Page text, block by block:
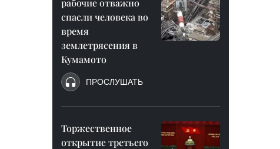
рабочие отважно
спасли человека во
время
землетрясения в
Кумамото
ПРОСЛУШАТЬ
Торжественное
открытие третьего